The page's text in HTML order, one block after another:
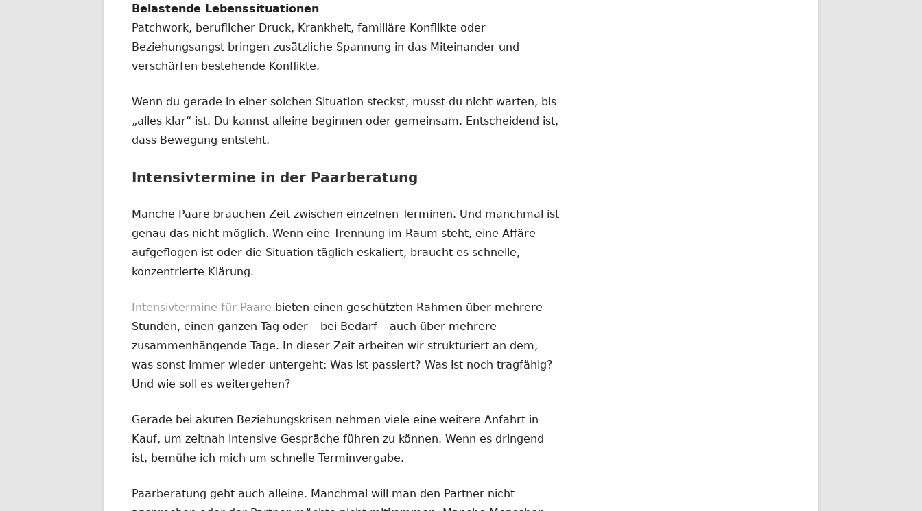
Belastende Lebenssituationen
Patchwork, beruflicher Druck, Krankheit, familiäre Konflikte oder
Beziehungsangst bringen zusätzliche Spannung in das Miteinander und
verschärfen bestehende Konflikte.
Wenn du gerade in einer solchen Situation steckst, musst du nicht warten, bis
„alles klar“ ist. Du kannst alleine beginnen oder gemeinsam. Entscheidend ist,
dass Bewegung entsteht.
Intensivtermine in der Paarberatung
Manche Paare brauchen Zeit zwischen einzelnen Terminen. Und manchmal ist
genau das nicht möglich. Wenn eine Trennung im Raum steht, eine Affäre
aufgeflogen ist oder die Situation täglich eskaliert, braucht es schnelle,
konzentrierte Klärung.
Intensivtermine für Paare bieten einen geschützten Rahmen über mehrere
Stunden, einen ganzen Tag oder – bei Bedarf – auch über mehrere
zusammenhängende Tage. In dieser Zeit arbeiten wir strukturiert an dem,
was sonst immer wieder untergeht: Was ist passiert? Was ist noch tragfähig?
Und wie soll es weitergehen?
Gerade bei akuten Beziehungskrisen nehmen viele eine weitere Anfahrt in
Kauf, um zeitnah intensive Gespräche führen zu können. Wenn es dringend
ist, bemühe ich mich um schnelle Terminvergabe.
Paarberatung geht auch alleine. Manchmal will man den Partner nicht